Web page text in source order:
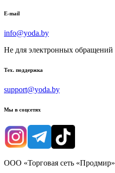
E-mail
info@yoda.by
Не для электронных обращений
Тех. поддержка
support@yoda.by
Мы в соцсетях
ООО «Торговая сеть «Продмир»